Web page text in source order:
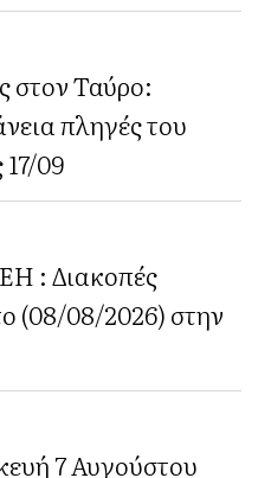
στον Ταύρο:
πληγές του
09
: Διακοπές
(08/08/2026) στην
7 Αυγούστου